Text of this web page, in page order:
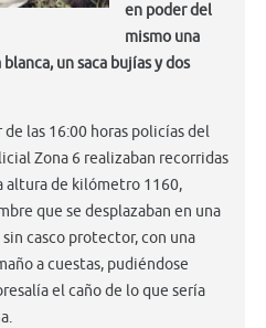
en poder del
mismo una
un saca bujías y dos
las 16:00 horas policías del
Zona 6 realizaban recorridas
altura de kilómetro 1160,
que se desplazaban en una
casco protector, con una
a cuestas, pudiéndose
el caño de lo que sería